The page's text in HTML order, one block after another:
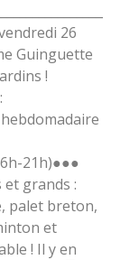
26
Guinguette
!
21h)●●●
grands :
palet breton,
et
! Il y en